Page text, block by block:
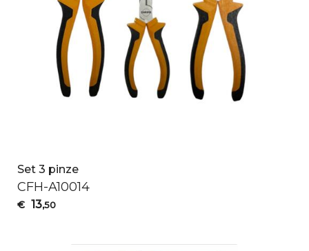
Set 3 pinze
CFH-A10014
€ 13,50